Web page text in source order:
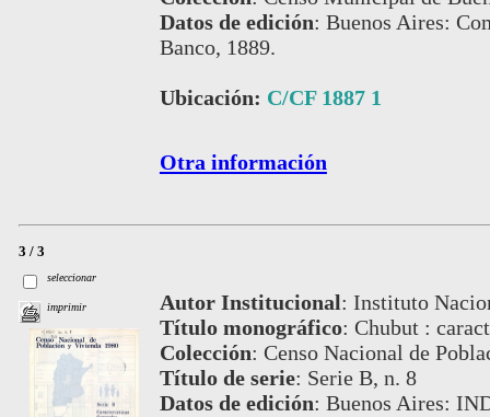
Datos de edición: Buenos Aires:
Banco, 1889.
Ubicación: C/CF 1887 1
Otra información
3 / 3
seleccionar
imprimir Autor Institucional: Instituto
Título monográfico: Chubut :
Colección: Censo Nacional de
Título de serie: Serie B, n. 8
Datos de edición: Buenos Aires: